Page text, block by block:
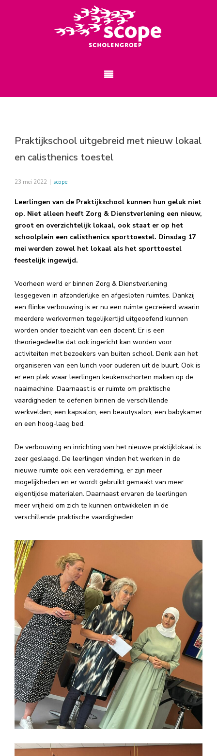
Praktijkschool uitgebreid met nieuw lokaal
en calisthenics toestel
23 mei 2022 | scope
Leerlingen van de Praktijkschool kunnen hun geluk niet
op. Niet alleen heeft Zorg & Dienstverlening een nieuw,
groot en overzichtelijk lokaal, ook staat er op het
schoolplein een calisthenics sporttoestel. Dinsdag 17
mei werden zowel het lokaal als het sporttoestel
feestelijk ingewijd.
Voorheen werd er binnen Zorg & Dienstverlening
lesgegeven in afzonderlijke en afgesloten ruimtes. Dankzij
een flinke verbouwing is er nu een ruimte gecreëerd waarin
meerdere werkvormen tegelijkertijd uitgeoefend kunnen
worden onder toezicht van een docent. Er is een
theoriegedeelte dat ook ingericht kan worden voor
activiteiten met bezoekers van buiten school. Denk aan het
organiseren van een lunch voor ouderen uit de buurt. Ook is
er een plek waar leerlingen keukenschorten maken op de
naaimachine. Daarnaast is er ruimte om praktische
vaardigheden te oefenen binnen de verschillende
werkvelden; een kapsalon, een beautysalon, een babykamer
en een hoog-laag bed.
De verbouwing en inrichting van het nieuwe praktijklokaal is
zeer geslaagd. De leerlingen vinden het werken in de
nieuwe ruimte ook een verademing, er zijn meer
mogelijkheden en er wordt gebruikt gemaakt van meer
eigentijdse materialen. Daarnaast ervaren de leerlingen
meer vrijheid om zich te kunnen ontwikkelen in de
verschillende praktische vaardigheden.